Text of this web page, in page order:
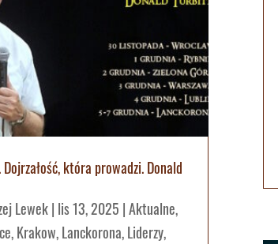
która prowadzi. Donald
Lewek| lis 13, 2025 |Aktualne,
,Krakow,Lanckorona,Liderzy,